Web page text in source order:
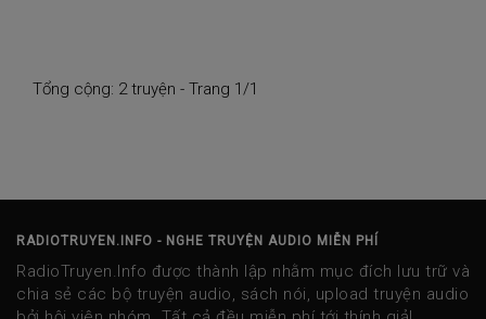
Tổng cộng: 2 truyện - Trang 1/1
RADIOTRUYEN.INFO - NGHE TRUYỆN AUDIO MIỄN PHÍ
RadioTruyen.Info được thành lập nhằm mục đích lưu trữ và
chia sẻ các bộ truyện audio, sách nói, upload truyện audio